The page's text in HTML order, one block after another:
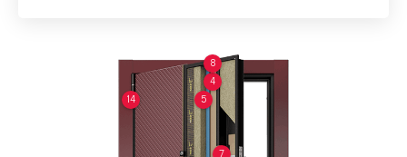
4
5
7
8
14